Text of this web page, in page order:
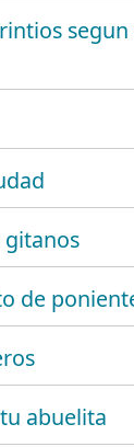
gitanos
de
abuelita